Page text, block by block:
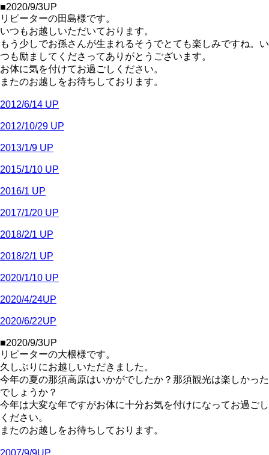
■2020/9/3UP
リピーターの田島様です。
いつもお越しいただいております。
もう少しでお孫さんが生まれるそうでとても楽しみですね。い
つも励ましてくださってありがとうございます。
お体に気を付けてお過ごしください。
またのお越しをお待ちしております。
2012/6/14 UP
2012/10/29 UP
2013/1/9 UP
2015/1/10 UP
2016/1 UP
2017/1/20 UP
2018/2/1 UP
2018/2/1 UP
2020/1/10 UP
2020/4/24UP
2020/6/22UP
■2020/9/3UP
リピーターの大根様です。
久しぶりにお越しいただきました。
今年の夏の那須高原はいかがでしたか？那須観光は楽しかった
でしょうか？
今年は大変な年ですがお体に十分お気を付けになってお過ごし
ください。
またのお越しをお待ちしております。
2007/9/9UP